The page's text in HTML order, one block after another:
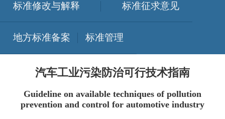
标准修改与解释 标准征求意见
地方标准备案 标准管理
汽车工业污染防治可行技术指南
Guideline on available techniques of pollution
prevention and control for automotive industry